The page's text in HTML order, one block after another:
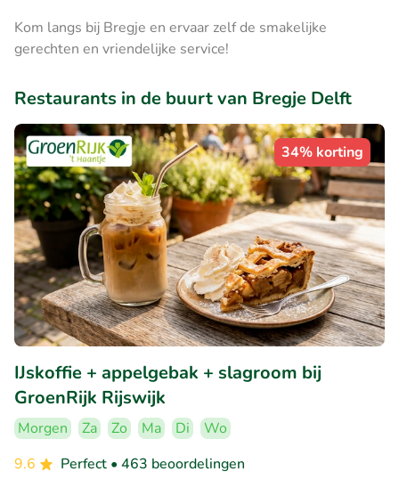
Kom langs bij Bregje en ervaar zelf de smakelijke
gerechten en vriendelijke service!
Restaurants in de buurt van Bregje Delft
34% korting
IJskoffie + appelgebak + slagroom bij
GroenRijk Rijswijk
Morgen Za Zo Ma Di
Wo
9.6
Perfect • 463 beoordelingen